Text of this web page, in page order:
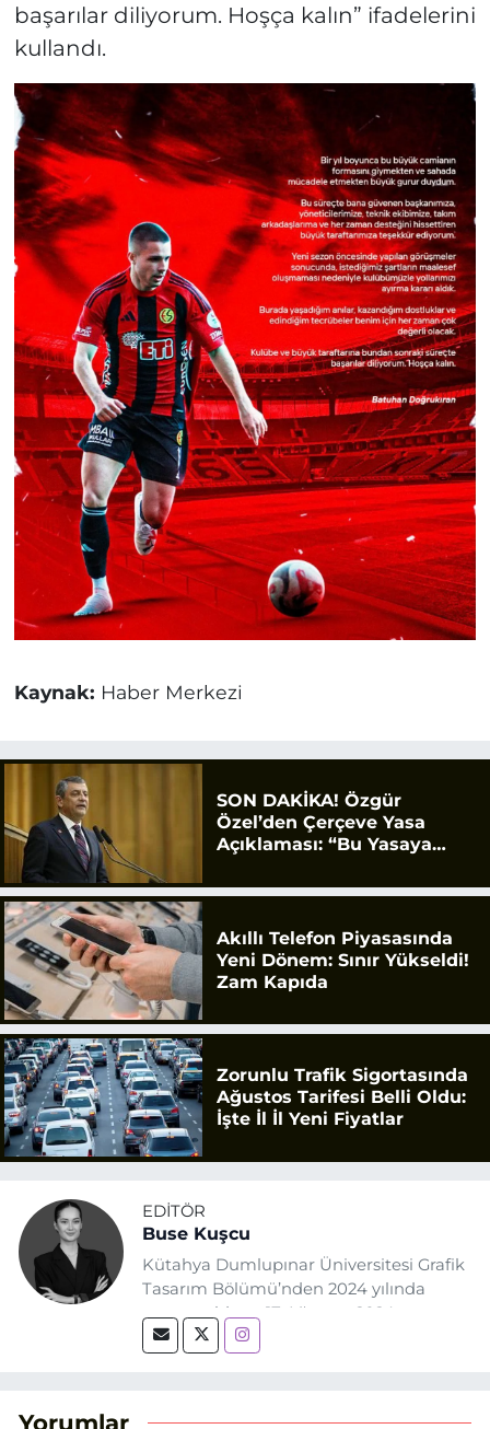
başarılar diliyorum. Hoşça kalın” ifadelerini
kullandı.
Kaynak: Haber Merkezi
SON DAKİKA! Özgür
Özel’den Çerçeve Yasa
Açıklaması: “Bu Yasaya
Akıllı Telefon Piyasasında
Yeni Dönem: Sınır Yükseldi!
Zam Kapıda
Zorunlu Trafik Sigortasında
Ağustos Tarifesi Belli Oldu:
İşte İl İl Yeni Fiyatlar
EDITÖR
Buse Kuşcu
Kütahya Dumlupınar Üniversitesi Grafik
Tasarım Bölümü’nden 2024 yılında
mezun oldum. 17 Ağustos 2024
tarihinde, Grafik Tasarım alanında staj
Yorumlar